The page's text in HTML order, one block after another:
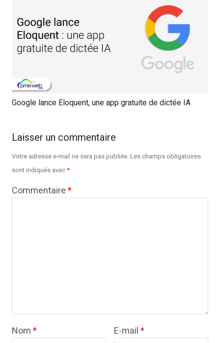
Google lance Eloquent, une app gratuite de dictée IA
Laisser un commentaire
Votre adresse e-mail ne sera pas publiée.Les champs obligatoires
sont indiqués avec*
Commentaire*
Nom* E-mail*